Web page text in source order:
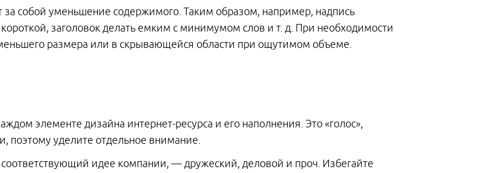
собой уменьшение содержимого. Таким образом, например, надпись
заголовок делать емким с минимумом слов и т. д. При необходимости
размера или в скрывающейся области при ощутимом объеме.
элементе дизайна интернет-ресурса и его наполнения. Это «голос»,
поэтому уделите отдельное внимание.
идее компании, — дружеский, деловой и проч. Избегайте